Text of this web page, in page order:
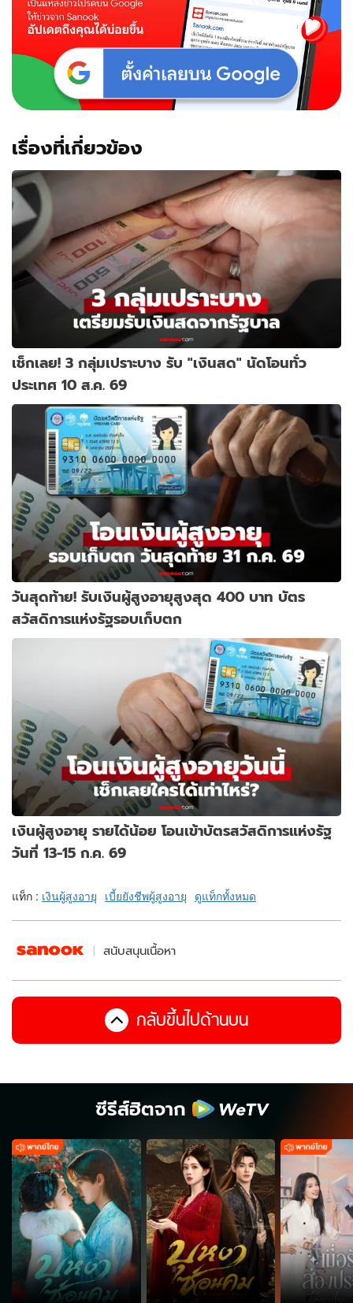
เรื่องที่เกี่ยวข้อง
เช็กเลย! 3 กลุ่มเปราะบาง รับ "เงินสด" นัดโอนทั่ว
ประเทศ 10 ส.ค. 69
วันสุดท้าย! รับเงินผู้สูงอายุสูงสุด 400 บาท บัตร
สวัสดิการแห่งรัฐรอบเก็บตก
เงินผู้สูงอายุ รายได้น้อย โอนเข้าบัตรสวัสดิการแห่งรัฐ
วันที่ 13-15 ก.ค. 69
แท็ก : เงินผู้สูงอายุ เบี้ยยังชีพผู้สูงอายุ ดูแท็กทั้งหมด
สนับสนุนเนื้อหา
กลับขึ้นไปด้านบน
ซีรีส์ฮิตจาก